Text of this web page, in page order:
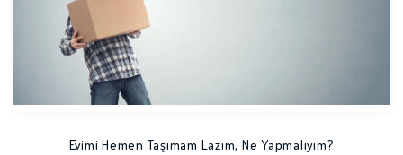
Evimi Hemen Taşımam Lazım, Ne Yapmalıyım?